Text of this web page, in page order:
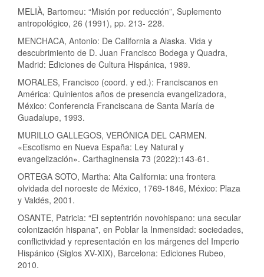
MELIÀ, Bartomeu: “Misión por reducción”, Suplemento
antropológico, 26 (1991), pp. 213- 228.
MENCHACA, Antonio: De California a Alaska. Vida y
descubrimiento de D. Juan Francisco Bodega y Quadra,
Madrid: Ediciones de Cultura Hispánica, 1989.
MORALES, Francisco (coord. y ed.): Franciscanos en
América: Quinientos años de presencia evangelizadora,
México: Conferencia Franciscana de Santa María de
Guadalupe, 1993.
MURILLO GALLEGOS, VERÓNICA DEL CARMEN.
«Escotismo en Nueva España: Ley Natural y
evangelización». Carthaginensia 73 (2022):143-61.
ORTEGA SOTO, Martha: Alta California: una frontera
olvidada del noroeste de México, 1769-1846, México: Plaza
y Valdés, 2001.
OSANTE, Patricia: “El septentrión novohispano: una secular
colonización hispana”, en Poblar la Inmensidad: sociedades,
conflictividad y representación en los márgenes del Imperio
Hispánico (Siglos XV-XIX), Barcelona: Ediciones Rubeo,
2010.